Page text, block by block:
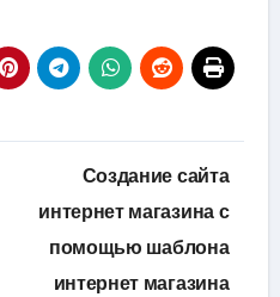
Создание сайта
интернет магазина с
помощью шаблона
интернет магазина